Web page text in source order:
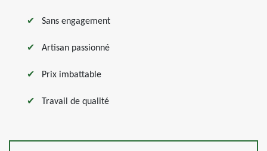
Sans engagement
Artisan passionné
Prix imbattable
Travail de qualité